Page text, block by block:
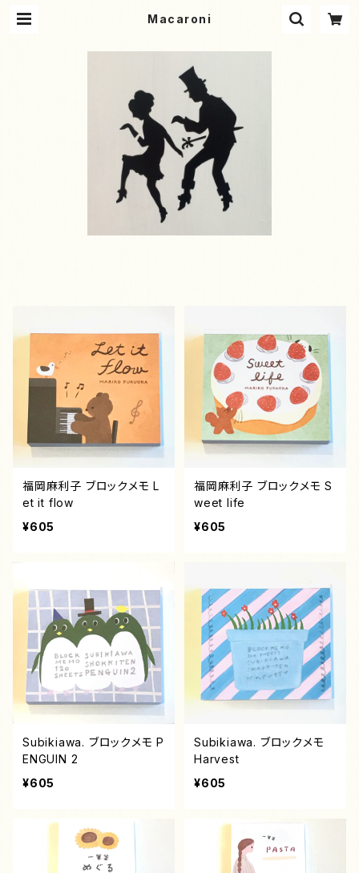
Macaroni
福岡麻利子 ブロックメモ L
et it flow
¥605
福岡麻利子 ブロックメモ S
weet life
¥605
Subikiawa. ブロックメモ P
ENGUIN 2
¥605
Subikiawa. ブロックメモ
Harvest
¥605